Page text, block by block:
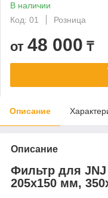
В наличии
Код: 01
Розница
от 48 000 ₸
Описание
Описание
Фильтр для
205х150 мм,